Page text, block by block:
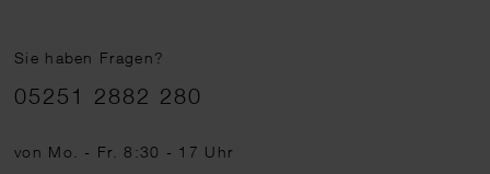
Sie haben Fragen?
Telefonnummer
05251 2882 280
von Mo. - Fr. 8:30 - 17 Uhr